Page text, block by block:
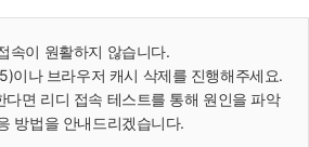
속이 원활하지 않습니다.
이나 브라우저 캐시 삭제를 진행해주세요.
다면 리디 접속 테스트를 통해 원인을 파악
방법을 안내드리겠습니다.